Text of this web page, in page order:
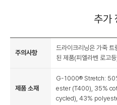
추가
주의사항
드라이크리닝은 가죽 트
된 제품(피엘라벤 로고
제품 소재
G-1000® Stretch:
ester (T400), 35%
cycled), 43%